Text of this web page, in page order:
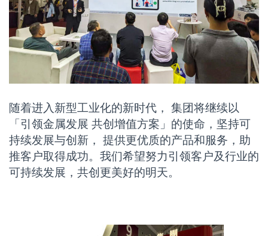
随着进入新型工业化的新时代， 集团将继续以
「引领金属发展 共创增值方案」的使命，坚持可
持续发展与创新， 提供更优质的产品和服务，助
推客户取得成功。我们希望努力引领客户及行业的
可持续发展，共创更美好的明天。